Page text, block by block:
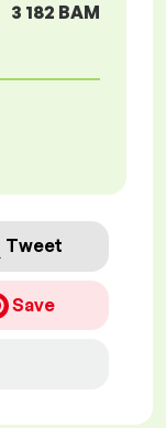
3 182 BAM
Tweet
Save